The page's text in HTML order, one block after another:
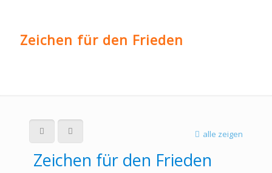
Zeichen für den Frieden
alle zeigen
Zeichen für den Frieden